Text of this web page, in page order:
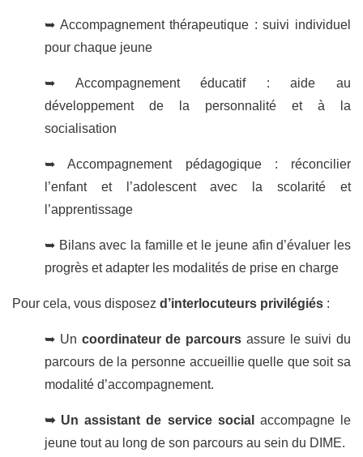
➥ Accompagnement thérapeutique : suivi individuel
pour chaque jeune
➥ Accompagnement éducatif : aide au
développement de la personnalité et à la
socialisation
➥ Accompagnement pédagogique : réconcilier
l’enfant et l’adolescent avec la scolarité et
l’apprentissage
➥ Bilans avec la famille et le jeune afin d’évaluer les
progrès et adapter les modalités de prise en charge
Pour cela, vous disposez d’interlocuteurs privilégiés :
➥ Un coordinateur de parcours assure le suivi du
parcours de la personne accueillie quelle que soit sa
modalité d’accompagnement.
➥ Un assistant de service social
accompagne le
jeune tout au long de son parcours au sein du DIME.